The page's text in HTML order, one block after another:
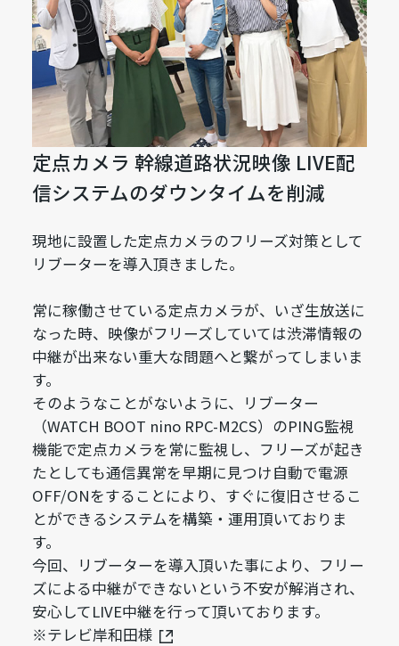
定点カメラ 幹線道路状況映像 LIVE配
信システムのダウンタイムを削減
現地に設置した定点カメラのフリーズ対策として
リブーターを導入頂きました。
常に稼働させている定点カメラが、いざ生放送に
なった時、映像がフリーズしていては渋滞情報の
中継が出来ない重大な問題へと繋がってしまいま
す。
そのようなことがないように、リブーター
（WATCH BOOT nino RPC-M2CS）のPING監視
機能で定点カメラを常に監視し、フリーズが起き
たとしても通信異常を早期に見つけ自動で電源
OFF/ONをすることにより、すぐに復旧させるこ
とができるシステムを構築・運用頂いておりま
す。
今回、リブーターを導入頂いた事により、フリー
ズによる中継ができないという不安が解消され、
安心してLIVE中継を行って頂いております。
※テレビ岸和田様